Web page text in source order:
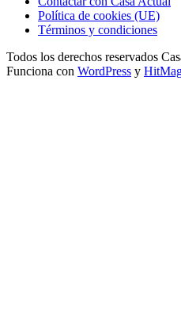
Política de cookies (UE)
Términos y condiciones
Todos los derechos reservados
Funciona con WordPress y